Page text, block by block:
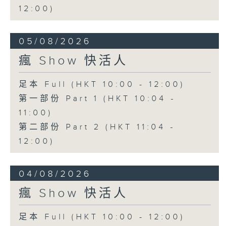
12:00)
05/08/2026
瘋 Show 快活人
足本 Full (HKT 10:00 - 12:00)
第一部份 Part 1 (HKT 10:04 -
11:00)
第二部份 Part 2 (HKT 11:04 -
12:00)
04/08/2026
瘋 Show 快活人
足本 Full (HKT 10:00 - 12:00)